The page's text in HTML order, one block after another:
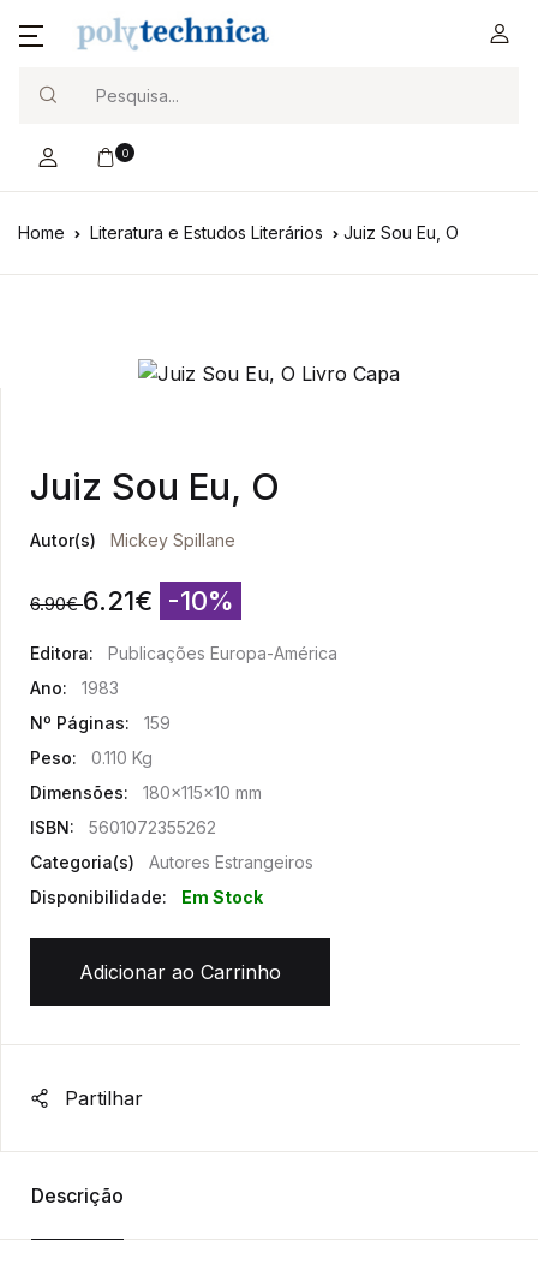
0
Home Literatura e Estudos Literários Juiz Sou Eu, O
Juiz Sou Eu, O
Autor(s) Mickey Spillane
6.90€ 6.21€ -10%
Editora:
Publicações Europa-América
Ano:
1983
Nº Páginas:
159
Peso:
0.110 Kg
Dimensões:
180x115x10 mm
ISBN:
5601072355262
Categoria(s)
Autores Estrangeiros
Disponibilidade:
Em Stock
Adicionar ao Carrinho
Partilhar
Descrição